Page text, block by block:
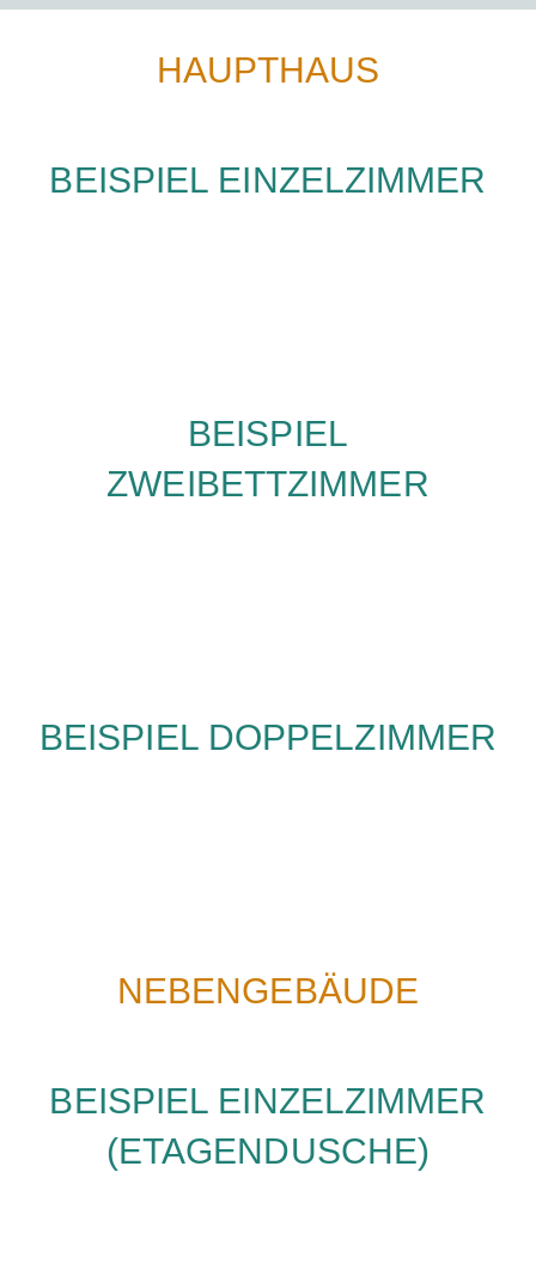
HAUPTHAUS
BEISPIEL EINZELZIMMER
BEISPIEL
ZWEIBETTZIMMER
BEISPIEL DOPPELZIMMER
NEBENGEBÄUDE
BEISPIEL EINZELZIMMER
(ETAGENDUSCHE)